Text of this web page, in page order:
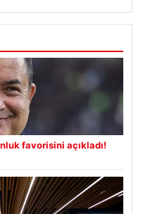
favorisini açıkladı!